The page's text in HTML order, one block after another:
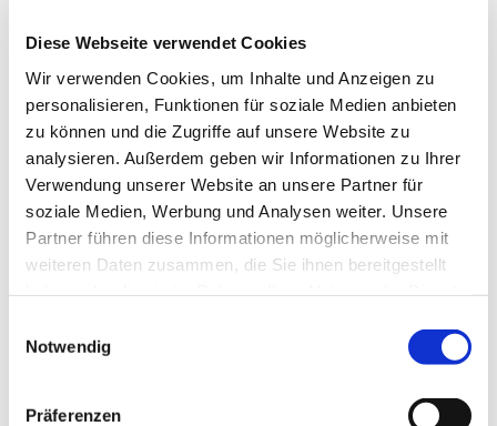
Diese Webseite verwendet Cookies
Wir verwenden Cookies, um Inhalte und Anzeigen zu
personalisieren, Funktionen für soziale Medien anbieten
zu können und die Zugriffe auf unsere Website zu
analysieren. Außerdem geben wir Informationen zu Ihrer
Verwendung unserer Website an unsere Partner für
soziale Medien, Werbung und Analysen weiter. Unsere
Partner führen diese Informationen möglicherweise mit
weiteren Daten zusammen, die Sie ihnen bereitgestellt
Notwendig
Präferenzen
Tel. 0177 445075